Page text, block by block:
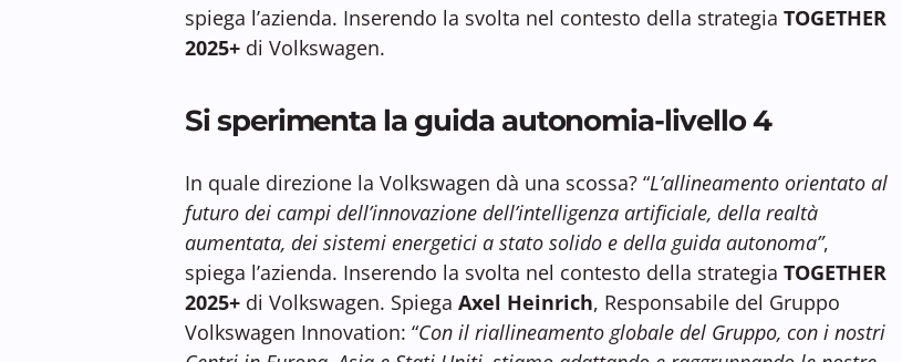
spiega l’azienda. Inserendo la svolta nel contesto della strategia TOGETHER
2025+ di Volkswagen.
Si sperimenta la guida autonomia-livello 4
In quale direzione la Volkswagen dà una scossa? “L’allineamento orientato al
futuro dei campi dell’innovazione dell’intelligenza artificiale, della realtà
aumentata, dei sistemi energetici a stato solido e della guida autonoma”,
spiega l’azienda. Inserendo la svolta nel contesto della strategia TOGETHER
2025+ di Volkswagen. Spiega Axel Heinrich, Responsabile del Gruppo
Volkswagen Innovation: “Con il riallineamento globale del Gruppo, con i nostri